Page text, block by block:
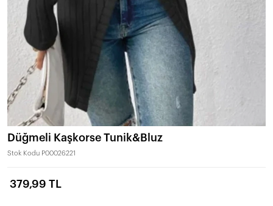
Düğmeli Kaşkorse Tunik&Bluz
Stok Kodu P00026221
379,99 TL